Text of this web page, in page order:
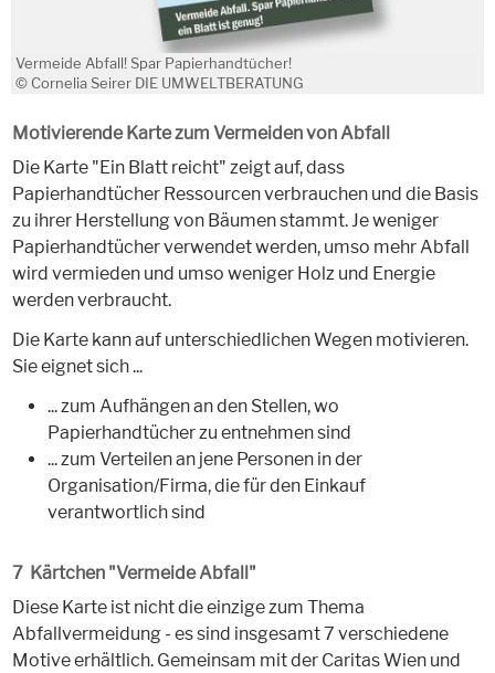
Vermeide Abfall! Spar Papierhandtücher!
© Cornelia Seirer DIE UMWELTBERATUNG
Motivierende Karte zum Vermeiden von Abfall
Die Karte "Ein Blatt reicht" zeigt auf, dass
Papierhandtücher Ressourcen verbrauchen und die Basis
zu ihrer Herstellung von Bäumen stammt. Je weniger
Papierhandtücher verwendet werden, umso mehr Abfall
wird vermieden und umso weniger Holz und Energie
werden verbraucht.
Die Karte kann auf unterschiedlichen Wegen motivieren.
Sie eignet sich ...
... zum Aufhängen an den Stellen, wo
Papierhandtücher zu entnehmen sind
... zum Verteilen an jene Personen in der
Organisation/Firma, die für den Einkauf
verantwortlich sind
7 Kärtchen "Vermeide Abfall"
Diese Karte ist nicht die einzige zum Thema
Abfallvermeidung - es sind insgesamt 7 verschiedene
Motive erhältlich. Gemeinsam mit der Caritas Wien und